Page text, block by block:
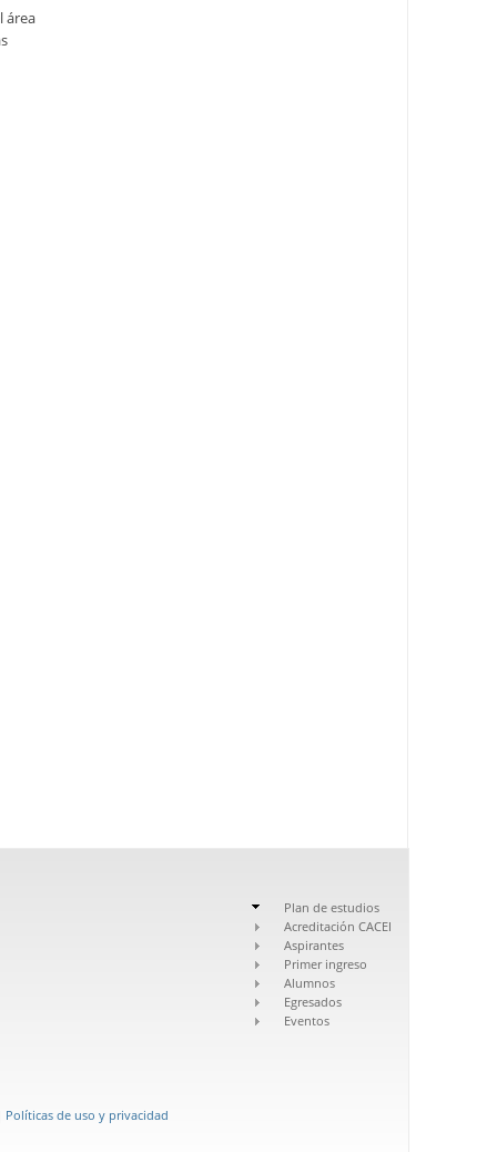
área
Plan de estudios
Acreditación CACEI
Aspirantes
Primer ingreso
Alumnos
Egresados
Eventos
Políticas de uso y privacidad